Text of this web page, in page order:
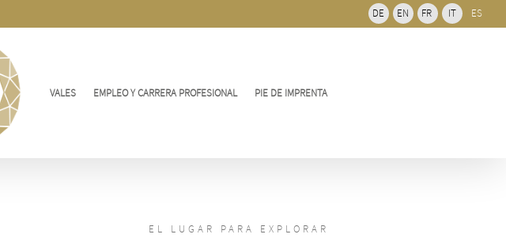
VALES EMPLEO Y CARRERA PROFESIONAL PIE DE IMPRENTA
EL LUGAR PARA EXPLORAR
de
barra
DE EN FR IT ES